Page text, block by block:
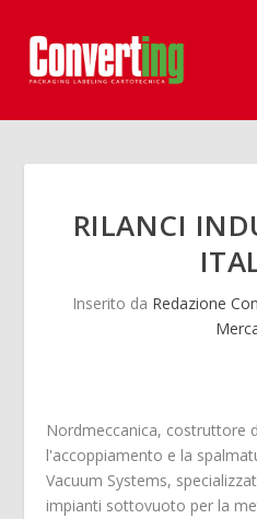
RILANCI
Inserito da Redazione
Nordmeccanica, costruttore
l'accoppiamento e la
Vacuum Systems,
impianti sottovuoto per la